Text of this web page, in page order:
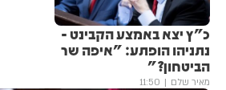
כ"ץ יצא באמצע הקבינט -
נתניהו הופתע: "איפה שר
הביטחון?"
מאיר שלם 11:50